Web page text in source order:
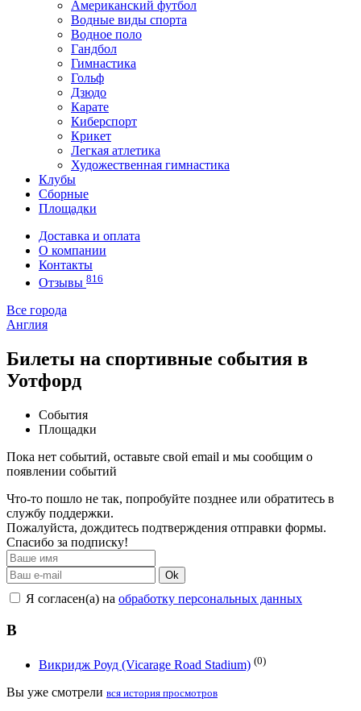
Американский футбол
Водные виды спорта
Водное поло
Гандбол
Гимнастика
Гольф
Дзюдо
Карате
Киберспорт
Крикет
Легкая атлетика
Художественная гимнастика
Клубы
Сборные
Площадки
Доставка и оплата
О компании
Контакты
Отзывы 816
Все города
Англия
Билеты на спортивные события в
Уотфорд
События
Площадки
Пока нет событий, оставьте свой email и мы сообщим о
появлении событий
Что-то пошло не так, попробуйте позднее или обратитесь в
службу поддержки.
Пожалуйста, дождитесь подтверждения отправки формы.
Спасибо за подписку!
Ok
Я согласен(а) на обработку персональных данных
В
Викридж Роуд (Vicarage Road Stadium) (0)
Вы уже смотрели вся история просмотров